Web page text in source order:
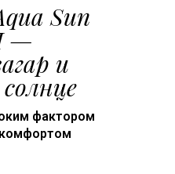
Sun
—
и
фактором